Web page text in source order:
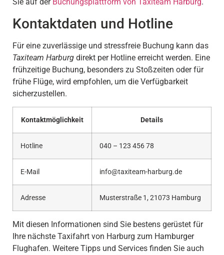
Sie auf der Buchungsplattform von Taxiteam Harburg.
Kontaktdaten und Hotline
Für eine zuverlässige und stressfreie Buchung kann das
Taxiteam Harburg direkt per Hotline erreicht werden. Eine
frühzeitige Buchung, besonders zu Stoßzeiten oder für
frühe Flüge, wird empfohlen, um die Verfügbarkeit
sicherzustellen.
Kontaktmöglichkeit Details
Hotline 040 – 123 456 78
E-Mail info@taxiteam-harburg.de
Adresse Musterstraße 1, 21073 Hamburg
Mit diesen Informationen sind Sie bestens gerüstet für
Ihre nächste Taxifahrt von Harburg zum Hamburger
Flughafen. Weitere Tipps und Services finden Sie auch